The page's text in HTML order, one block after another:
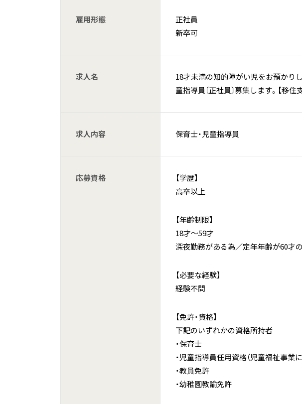
雇用形態
正社員
新卒可
求人名
18才未満の知的障がい児をお預かり
童指導員〔正社員〕募集します。【移住
求人内容 保育士・児童指導員
応募資格
【学歴】
高卒以上
【年齢制限】
18才～59才
深夜勤務がある為／定年年齢が60才
【必要な経験】
経験不問
【免許・資格】
下記のいずれかの資格所持者
・保育士
・児童指導員任用資格（児童福祉事業
・教員免許
・幼稚園教諭免許